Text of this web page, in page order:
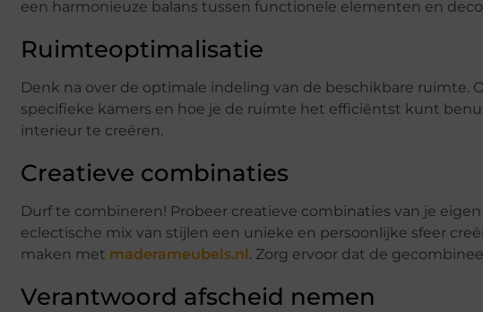
een harmonieuze balans tussen functionele elementen en
Ruimteoptimalisatie
Denk na over de optimale indeling van de beschikbare ruimte.
specifieke kamers en hoe je de ruimte het efficiëntst kunt
interieur te creëren.
Creatieve combinaties
Durf te combineren! Probeer creatieve combinaties van je
eclectische mix van stijlen een unieke en persoonlijke sfeer
maken met maderameubels.nl. Zorg ervoor dat de
Verantwoord afscheid nemen